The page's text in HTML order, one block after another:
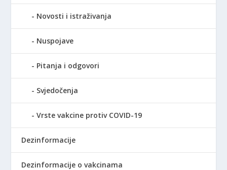
Novosti i istraživanja
Nuspojave
Pitanja i odgovori
Svjedočenja
Vrste vakcine protiv COVID-19
Dezinformacije
Dezinformacije o vakcinama